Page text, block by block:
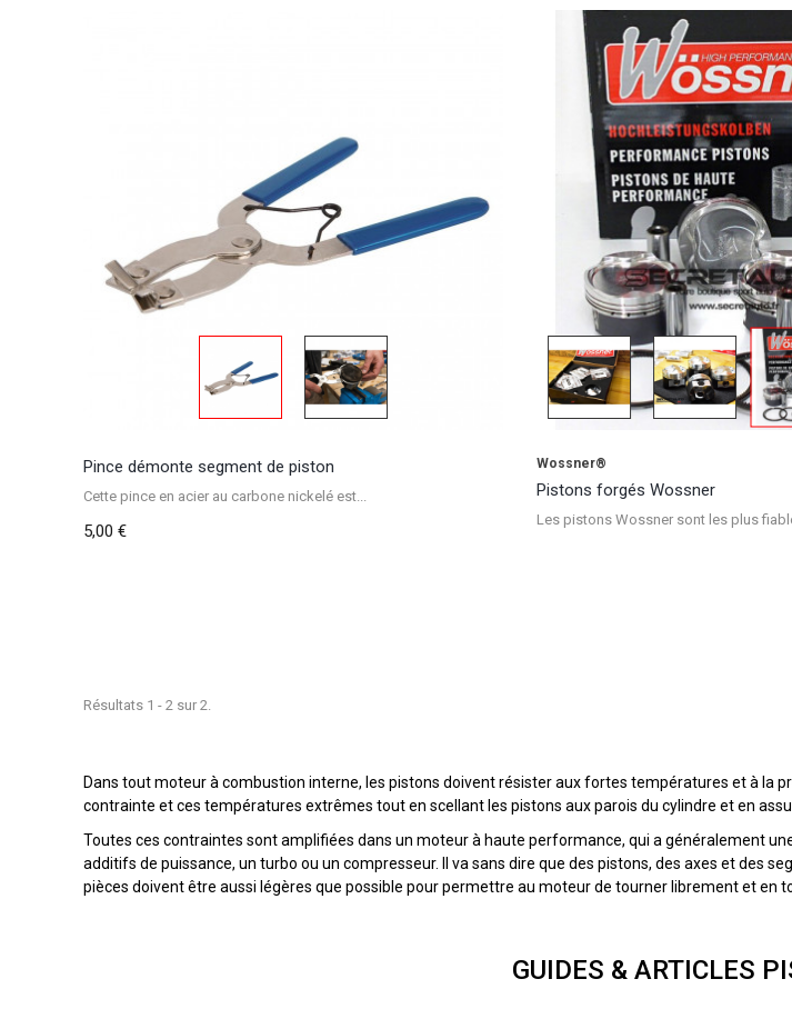
Pince démonte segment de piston
Cette pince en acier au carbone nickelé est...
5,00 €
Wossner®
Pistons forgés Wossner
Les pistons Wossner sont les plus
Résultats 1 - 2 sur 2.
Dans tout moteur à combustion interne, les pistons doivent résister aux fortes températures et à la
contrainte et ces températures extrêmes tout en scellant les pistons aux parois du cylindre et en
Toutes ces contraintes sont amplifiées dans un moteur à haute performance, qui a généralement
additifs de puissance, un turbo ou un compresseur. Il va sans dire que des pistons, des axes et des
pièces doivent être aussi légères que possible pour permettre au moteur de tourner librement et en
GUIDES & ARTICLES